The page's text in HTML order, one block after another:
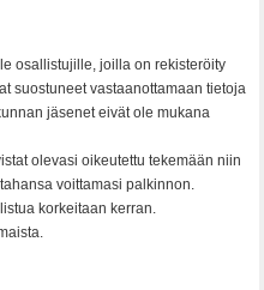
osallistujille, joilla on rekisteröity
suostuneet vastaanottamaan tietoja
jäsenet eivät ole mukana
olevasi oikeutettu tekemään niin
voittamasi palkinnon.
korkeitaan kerran.